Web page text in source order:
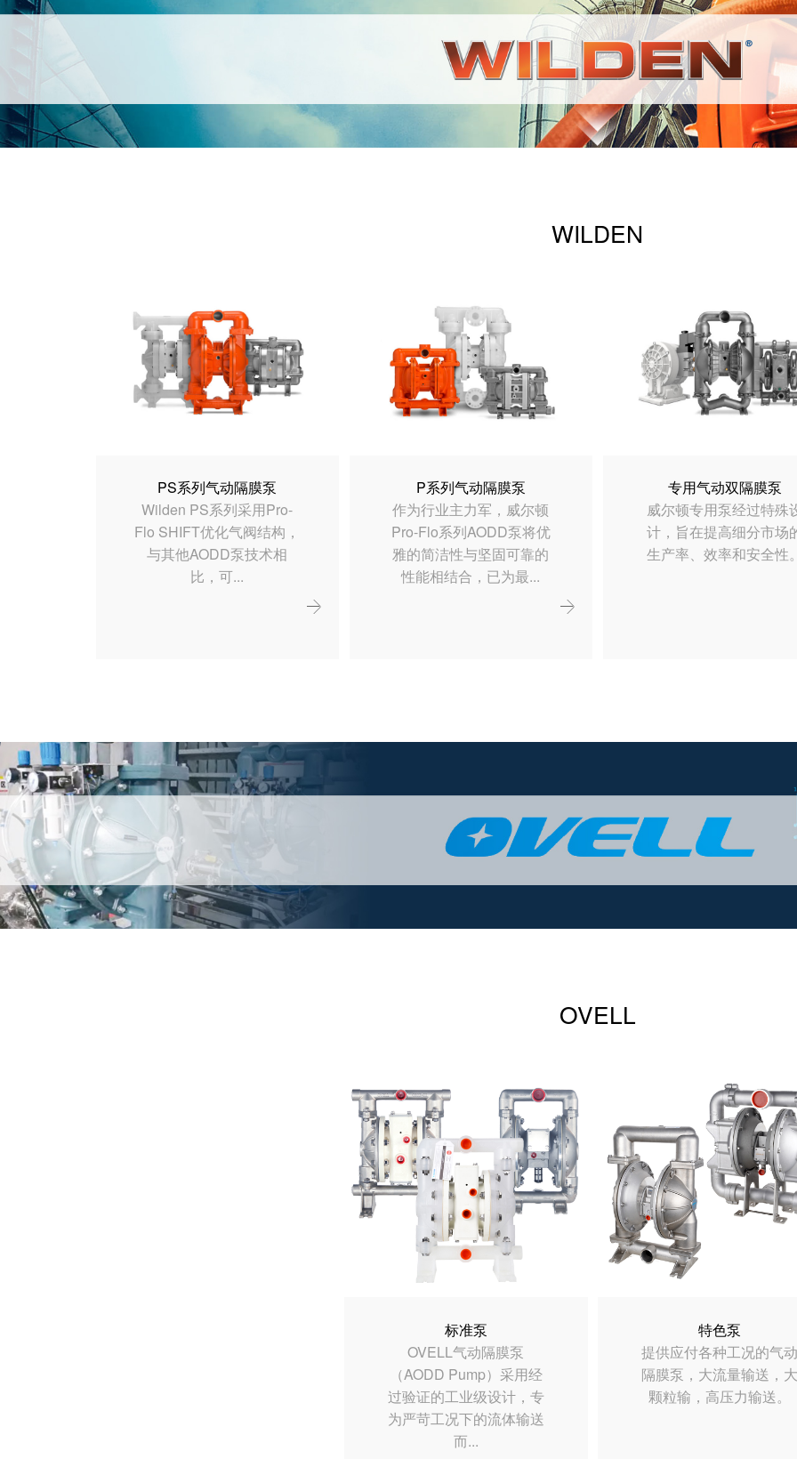
WILDEN
PS系列气动隔膜泵
Wilden PS系列采用Pro-
Flo SHIFT优化气阀结构，
与其他AODD泵技术相
比，可...
P系列气动隔膜泵
作为行业主力军，威尔顿
Pro-Flo系列AODD泵将优
雅的简洁性与坚固可靠的
性能相结合，已为最...
专用气动双隔膜泵
威尔顿专用泵经过特殊
计，旨在提高细分市场
生产率、效率和安全性
OVELL
标准泵
OVELL气动隔膜泵
（AODD Pump）采用经
过验证的工业级设计，专
为严苛工况下的流体输送
而...
特色泵
提供应付各种工况的气动
隔膜泵，大流量输送，大
颗粒输，高压力输送。